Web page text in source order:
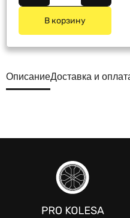
В корзину
ОписаниеДоставка и